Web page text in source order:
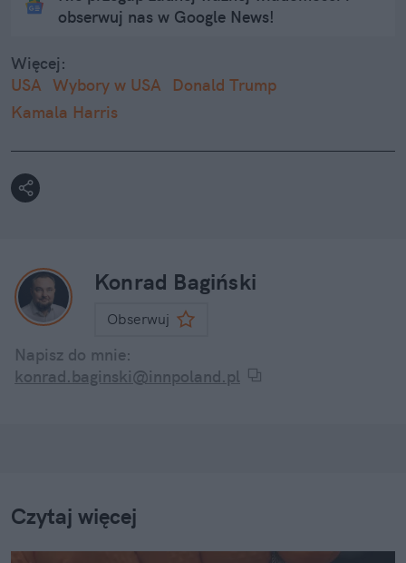
obserwuj nas w Google News!
Więcej:
USA Wybory w USA
Donald Trump
Kamala Harris
Konrad Bagiński
Obserwuj
Napisz do mnie:
konrad.baginski@innpoland.pl
Czytaj więcej